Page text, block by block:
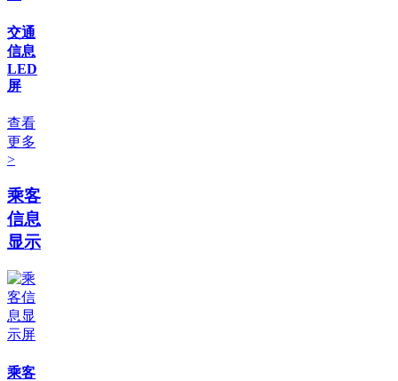
交通
信息
LED
屏
查看
更多
>
乘客
信息
显示
乘客